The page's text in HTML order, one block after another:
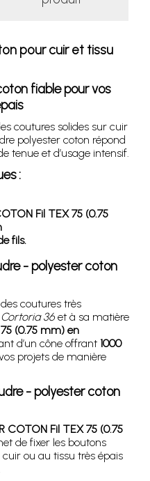
pour cuir et tissu
fiable pour vos
coutures solides sur cuir
polyester coton répond
tenue et d’usage intensif.
:
Fil TEX 75 (0.75
fils.
- polyester coton
coutures très
Cortoria 36 et à sa matière
(0.75 mm) en
d’un cône offrant 1000
projets de manière
- polyester coton
COTON Fil TEX 75 (0.75
de fixer les boutons
ou au tissu très épais